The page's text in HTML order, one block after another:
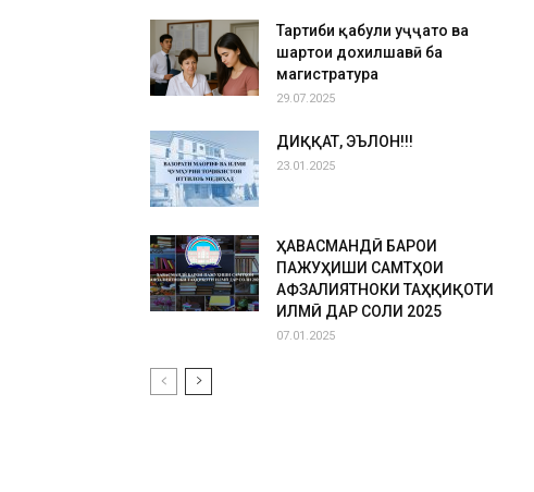
Тартиби қабули ҳуҷҷатҳо ва
шартҳои дохилшавӣ ба
магистратура
29.07.2025
ДИҚҚАТ, ЭЪЛОН!!!
23.01.2025
ҲАВАСМАНДӢ БАРОИ
ПАЖУҲИШИ САМТҲОИ
АФЗАЛИЯТНОКИ ТАҲҚИҚОТИ
ИЛМӢ ДАР СОЛИ 2025
07.01.2025